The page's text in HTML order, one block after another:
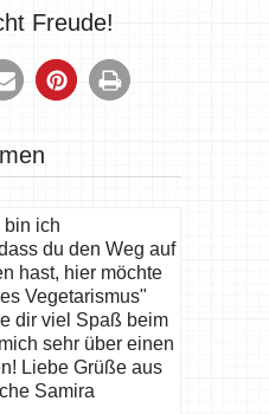
Freude!
du den Weg auf
hast, hier möchte
Vegetarismus"
dir viel Spaß beim
sehr über einen
Liebe Grüße aus
Samira